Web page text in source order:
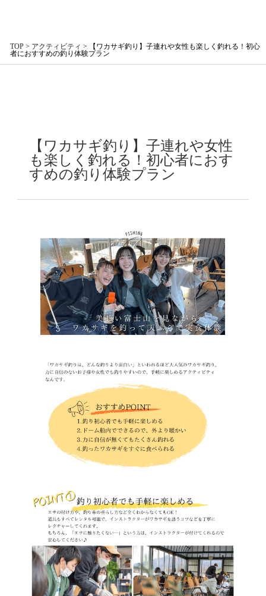
TOP> アクティビティ >
【ワカサギ釣り】子連れや女性も楽しく釣れる！初心
者におすすめの釣り体験プラン
【ワカサギ釣り】子連れや女性
も楽しく釣れる！初心者におす
すめの釣り体験プラン